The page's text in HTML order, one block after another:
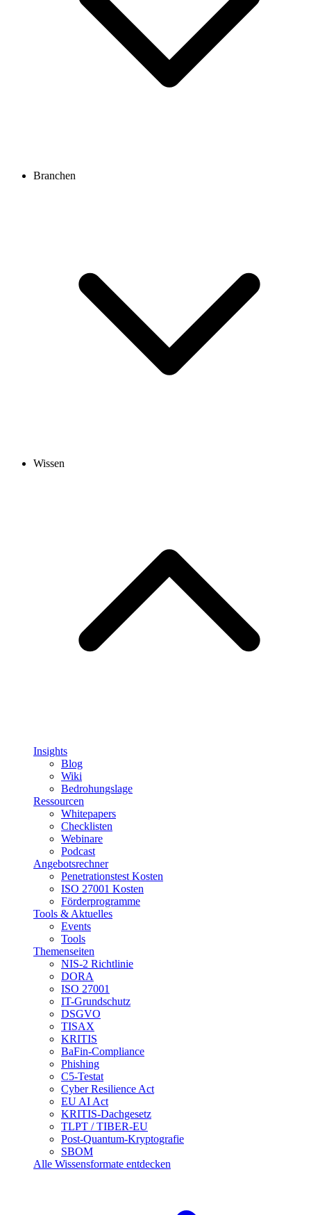
Branchen
Wissen
Insights
Blog
Wiki
Bedrohungslage
Ressourcen
Whitepapers
Checklisten
Webinare
Podcast
Angebotsrechner
Penetrationstest Kosten
ISO 27001 Kosten
Förderprogramme
Tools & Aktuelles
Events
Tools
Themenseiten
NIS-2 Richtlinie
DORA
ISO 27001
IT-Grundschutz
DSGVO
TISAX
KRITIS
BaFin-Compliance
Phishing
C5-Testat
Cyber Resilience Act
EU AI Act
KRITIS-Dachgesetz
TLPT / TIBER-EU
Post-Quantum-Kryptografie
SBOM
Alle Wissensformate entdecken